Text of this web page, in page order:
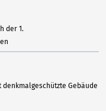
der 1.
Gebäude